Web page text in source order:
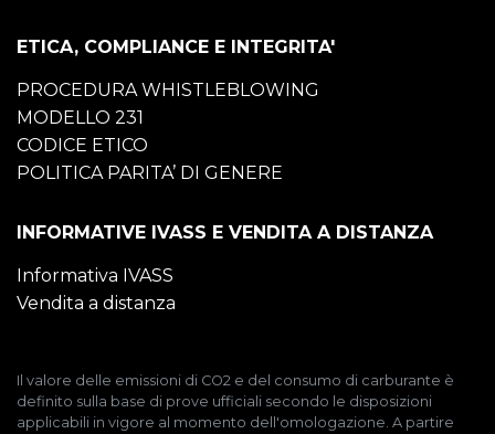
ETICA, COMPLIANCE E INTEGRITA'
PROCEDURA WHISTLEBLOWING
MODELLO 231
CODICE ETICO
POLITICA PARITA’ DI GENERE
INFORMATIVE IVASS E VENDITA A DISTANZA
Informativa IVASS
Vendita a distanza
Il valore delle emissioni di CO2 e del consumo di carburante è
definito sulla base di prove ufficiali secondo le disposizioni
applicabili in vigore al momento dell'omologazione. A partire